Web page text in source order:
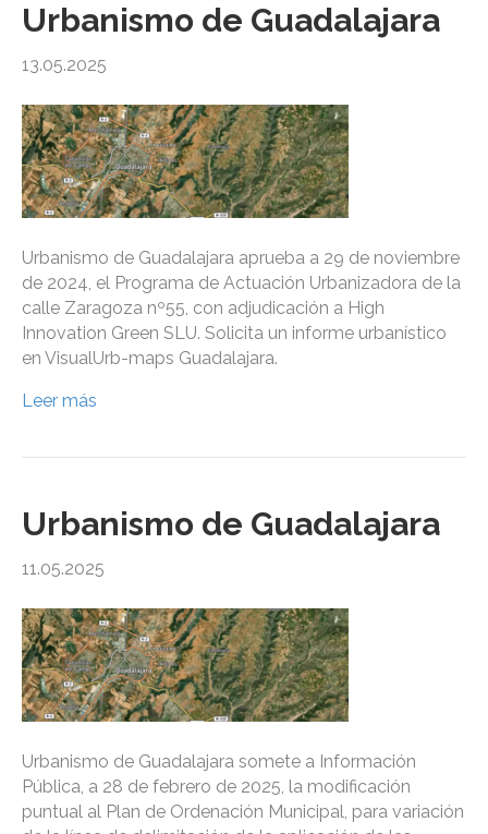
Urbanismo de Guadalajara
13.05.2025
Urbanismo de Guadalajara aprueba a 29 de noviembre
de 2024, el Programa de Actuación Urbanizadora de la
calle Zaragoza nº55, con adjudicación a High
Innovation Green SLU. Solicita un informe urbanístico
en VisualUrb-maps Guadalajara.
Leer más
Urbanismo de Guadalajara
11.05.2025
Urbanismo de Guadalajara somete a Información
Pública, a 28 de febrero de 2025, la modificación
puntual al Plan de Ordenación Municipal, para variación